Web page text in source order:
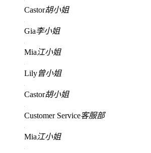
Castor胡小姐
Gia李小姐
Mia江小姐
Lily曾小姐
Castor胡小姐
Customer Service客服部
Mia江小姐